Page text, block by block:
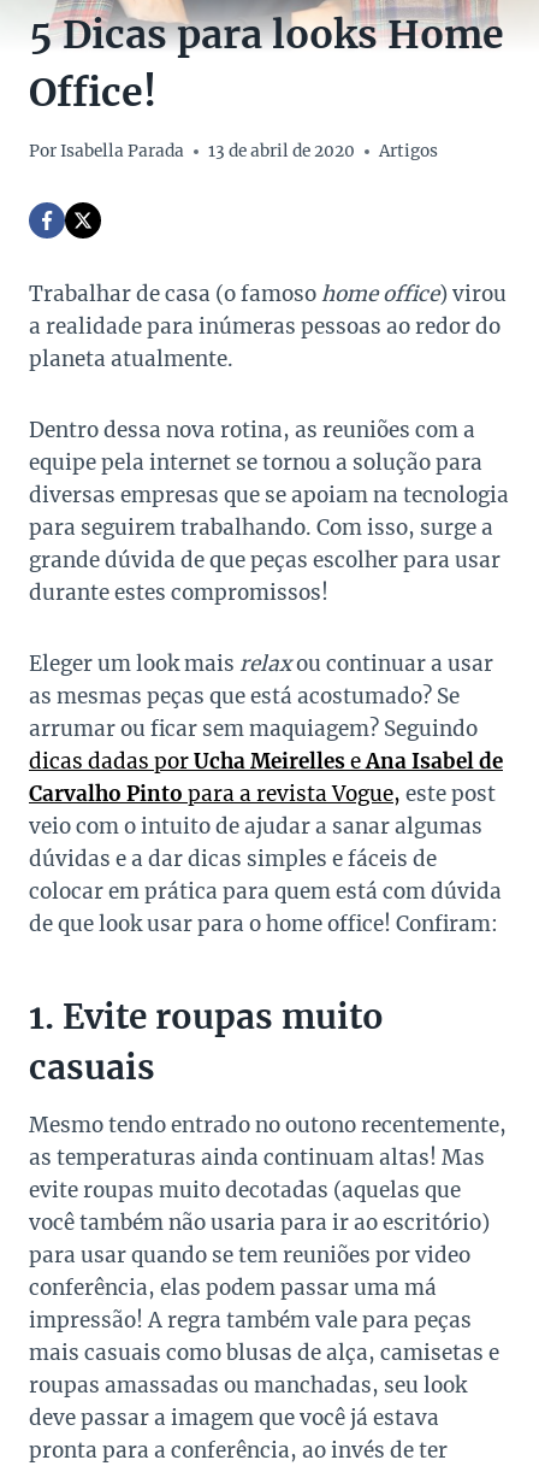
5 Dicas para looks Home
Office!
PorIsabella Parada 13 de abril de 2020 Artigos
Trabalhar de casa (o famosohome office) virou
a realidade para inúmeras pessoas ao redor do
planeta atualmente.
Dentro dessa nova rotina, as reuniões com a
equipe pela internet se tornou a solução para
diversas empresas que se apoiam na tecnologia
para seguirem trabalhando. Com isso, surge a
grande dúvida de que peças escolher para usar
durante estes compromissos!
Eleger um look mais relaxou continuar a usar
as mesmas peças que está acostumado? Se
arrumar ou ficar sem maquiagem? Seguindo
dicas dadas porUcha MeirelleseAna Isabel de
Carvalho Pinto para a revista Vogue, este post
veio com o intuito de ajudar a sanar algumas
dúvidas e a dar dicas simples e fáceis de
colocar em prática para quem está com dúvida
de que look usar para o home office! Confiram:
1. Evite roupas muito
casuais
Mesmo tendo entrado no outono recentemente,
as temperaturas ainda continuam altas! Mas
evite roupas muito decotadas (aquelas que
você também não usaria para ir ao escritório)
para usar quando se tem reuniões por video
conferência, elas podem passar uma má
impressão! A regra também vale para peças
mais casuais como blusas de alça, camisetas e
roupas amassadas ou manchadas, seu look
deve passar a imagem que você já estava
pronta para a conferência, ao invés de ter